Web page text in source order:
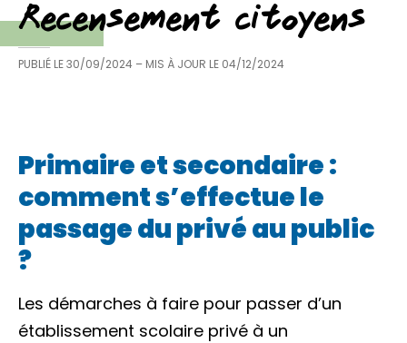
Recensement citoyens
PUBLIÉ LE30/09/2024 – MIS À JOUR LE 04/12/2024
Primaire et secondaire :
comment s’effectue le
passage du privé au public
?
Les démarches à faire pour passer d’un
établissement scolaire privé à un